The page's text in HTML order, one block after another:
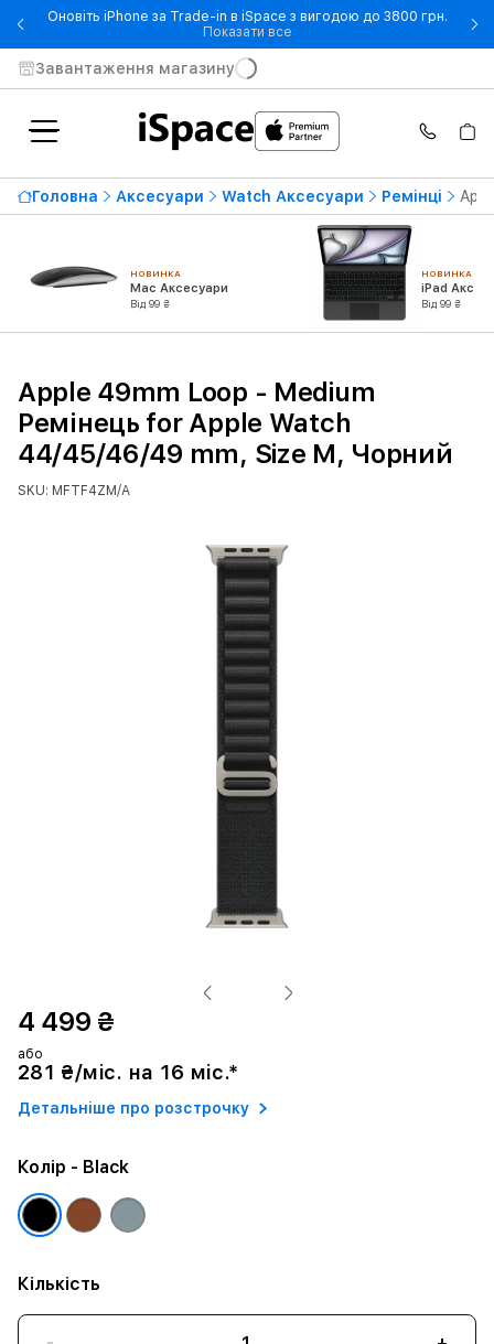
Оновіть iPhone за Trade-in в iSpace з вигодою до 3800 грн.
Показати все- Оновіть iPhone за Trade-in
Завантаження магазину
Головна Аксесуари Watch Аксесуари Ремінці
НОВИНКА
Mac Аксесуари
Від 99 ₴
НОВИНКА
iPad
Від 99 ₴
Apple 49mm Loop - Medium
Ремінець for Apple Watch
44/45/46/49 mm, Size M, Чорний
SKU: MFTF4ZM/A
4 499 ₴
або
281 ₴/міс. на 16 міс.*
Детальніше про розстрочку
Колір - Black
Кількість